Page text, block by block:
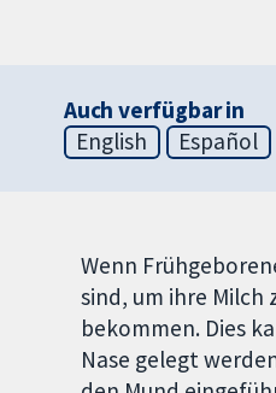
Auch verfügbar in
English
Español
Wenn
sind, um ihre Milch
bekommen. Dies
Nase gelegt